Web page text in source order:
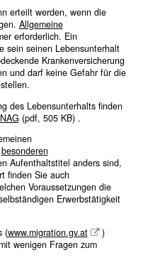
erteilt werden, wenn die
Allgemeine
erforderlich. Ein
sein seinen Lebensunterhalt
Krankenversicherung
und darf keine Gefahr für die
des Lebensunterhalts finden
(pdf, 505 KB).
besonderen
Aufenthaltstitel anders sind,
finden Sie auch
Voraussetzungen die
Erwerbstätigkeit
(www.migration.gv.at
)
wenigen Fragen zum